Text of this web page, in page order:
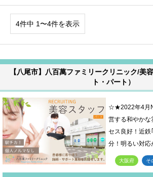
4件中 1〜4件を表示
【八尾市】八百萬ファミリークリニック/美
ト・パート）
☆★2022年4月
営する和やかな
セス良好！近鉄
分！明るい対応
大阪府 そ